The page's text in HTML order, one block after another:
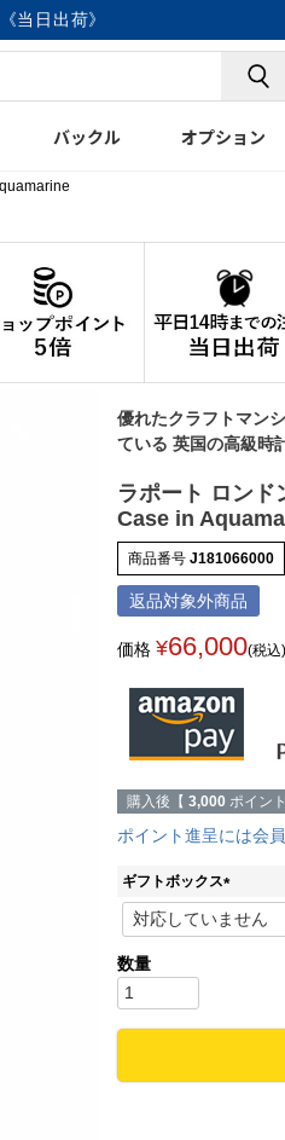
当日出荷》
バックル オプション
優れたクラフトマン
ている 英国の高級時
ラポート ロン
Case in
商品番号 J181066000
返品対象外商品
価格 ¥66,000(税込)
購入後【 3,000 ポイン
ポイント進呈には会
ギフトボックス
(
必